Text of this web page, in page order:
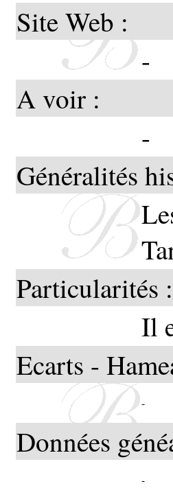
Site Web :
-
A voir :
-
Généralités
Particularités :
Il
Ecarts -
-
Données
-